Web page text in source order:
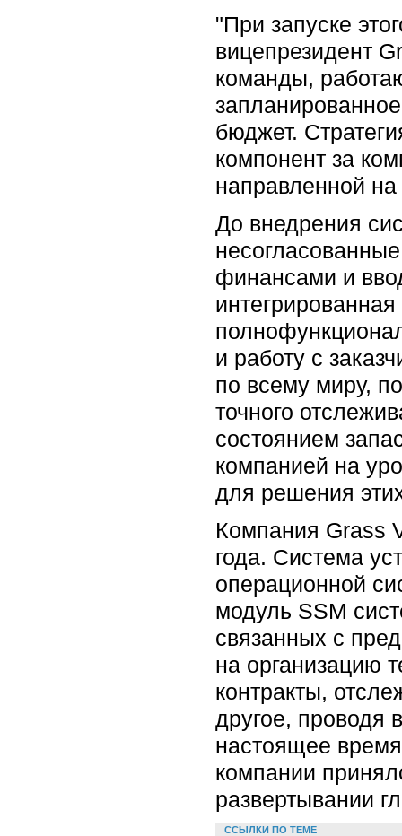
"При запуске
вицепрезидент
команды,
бюджет.
компонент за
направленной
До внедрения
финансами и
и работу с
по всему миру,
точного
состоянием
компанией на
для решения
Компания Grass
года. Система
операционной
модуль SSM
связанных с
на организацию
контракты,
другое, проводя
настоящее
компании
развертывании
ССЫЛКИ ПО ТЕМЕ